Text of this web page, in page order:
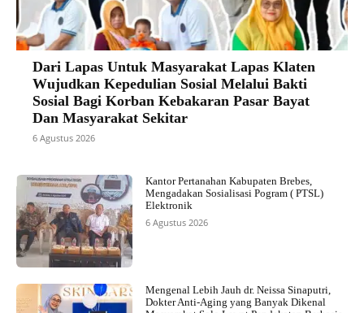
Dari Lapas Untuk Masyarakat Lapas Klaten
Wujudkan Kepedulian Sosial Melalui Bakti
Sosial Bagi Korban Kebakaran Pasar Bayat
Dan Masyarakat Sekitar
6 Agustus 2026
Kantor Pertanahan Kabupaten Brebes,
Mengadakan Sosialisasi Pogram ( PTSL)
Elektronik
6 Agustus 2026
Mengenal Lebih Jauh dr. Neissa Sinaputri,
Dokter Anti-Aging yang Banyak Dikenal